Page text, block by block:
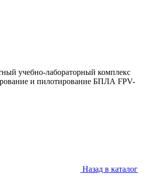
учебно-лабораторный комплекс
и пилотирование БПЛА FPV-
Назад в каталог